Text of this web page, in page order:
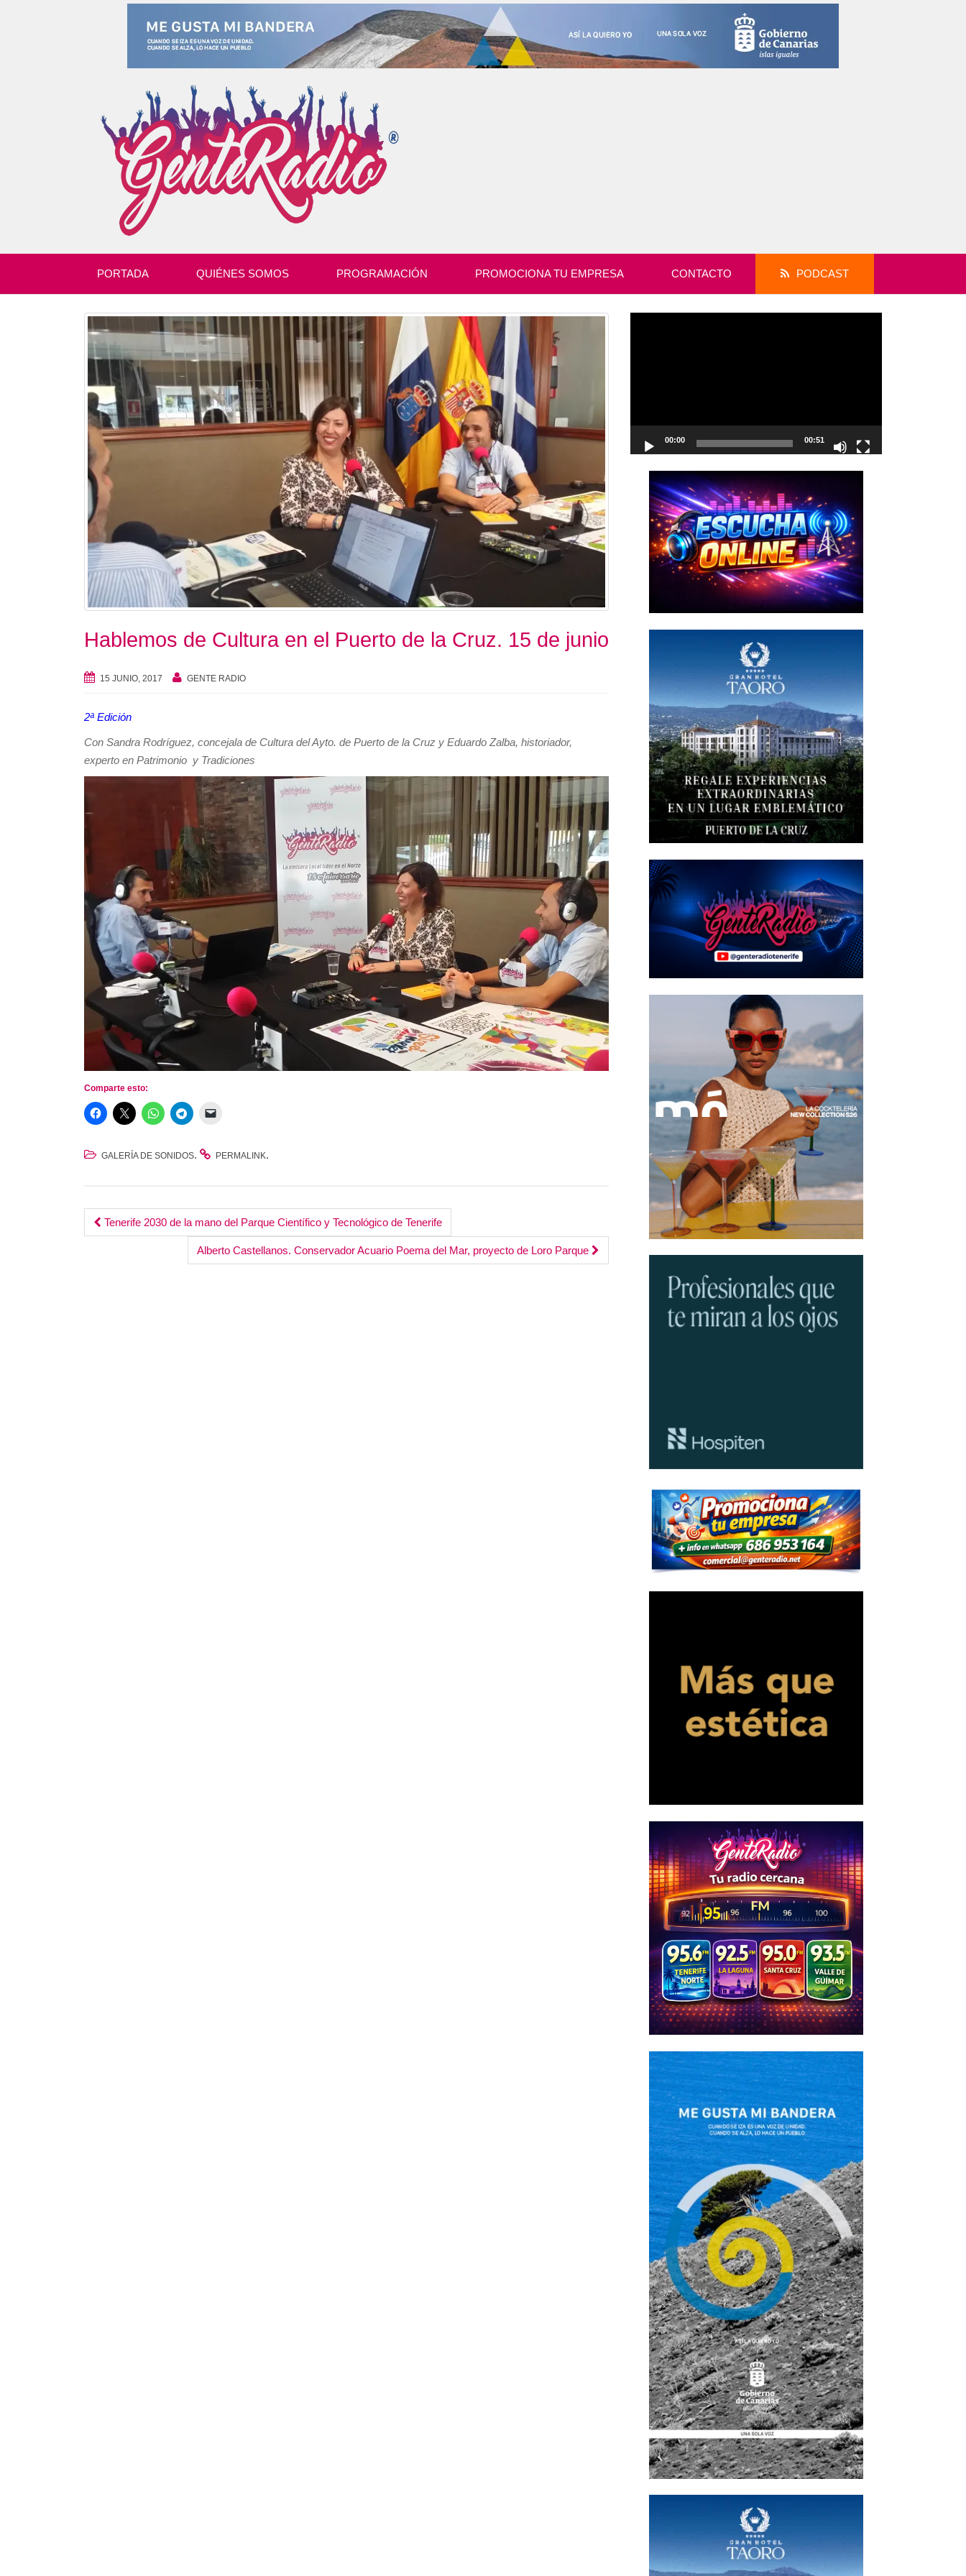
PORTADA QUIÉNES SOMOS PROGRAMACIÓN PROMOCIONA TU EMPRESA CONTACTO PODCAST
Hablemos de Cultura en el Puerto de la Cruz. 15 de junio
15 JUNIO, 2017 GENTE RADIO
2ª Edición
Con Sandra Rodríguez, concejala de Cultura del Ayto. de Puerto de la Cruz y Eduardo Zalba, historiador,
experto en Patrimonio y Tradiciones
Comparte esto:
GALERÍA DE SONIDOS. PERMALINK.
Post
navigation
Tenerife 2030 de la mano del Parque Científico y Tecnológico de Tenerife
Alberto Castellanos. Conservador Acuario Poema del Mar, proyecto de Loro Parque
00:00 00:51